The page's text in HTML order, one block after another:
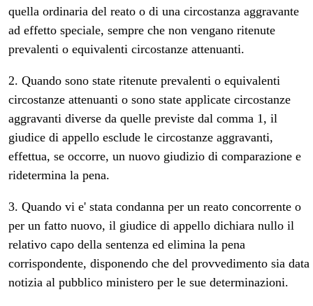
quella ordinaria del reato o di una circostanza aggravante
ad effetto speciale, sempre che non vengano ritenute
prevalenti o equivalenti circostanze attenuanti.
2. Quando sono state ritenute prevalenti o equivalenti
circostanze attenuanti o sono state applicate circostanze
aggravanti diverse da quelle previste dal comma 1, il
giudice di appello esclude le circostanze aggravanti,
effettua, se occorre, un nuovo giudizio di comparazione e
ridetermina la pena.
3. Quando vi e' stata condanna per un reato concorrente o
per un fatto nuovo, il giudice di appello dichiara nullo il
relativo capo della sentenza ed elimina la pena
corrispondente, disponendo che del provvedimento sia data
notizia al pubblico ministero per le sue determinazioni.